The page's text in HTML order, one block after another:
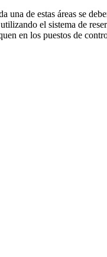
de estas áreas se
el sistema de
en los puestos de